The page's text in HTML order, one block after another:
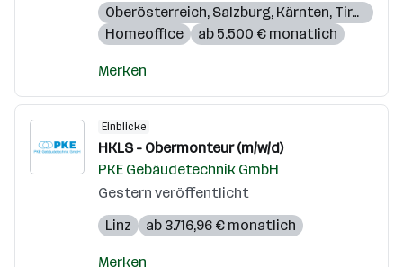
Oberösterreich, Salzburg, Kärnten, Tirol
Homeoffice
ab 5.500 € monatlich
Merken
Einblicke
HKLS - Obermonteur (m/w/d)
PKE Gebäudetechnik GmbH
Gestern veröffentlicht
Linz
ab 3.716,96 € monatlich
Merken